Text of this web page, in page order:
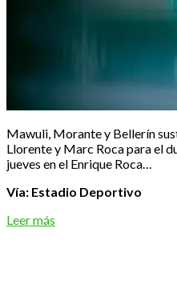
Mawuli, Morante y Bellerín
Llorente y Marc Roca para el
jueves en el Enrique Roca…
Vía: Estadio Deportivo
Leer más